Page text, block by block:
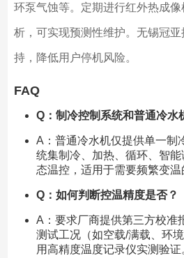
环泵气蚀等。定期进行红外热成
析，可实现预测性维护。无锡冠
持，降低用户停机风险。
FAQ
Q：制冷控制系统和普通冷水
A：普通冷水机仅提供单一制
统集制冷、加热、循环、智
态温控，适用于需要频繁变温
Q：如何判断控温精度是否？
A：要求厂商提供第三方校准
测试工况（如空载/满载、环
用高精度温度记录仪实测验证